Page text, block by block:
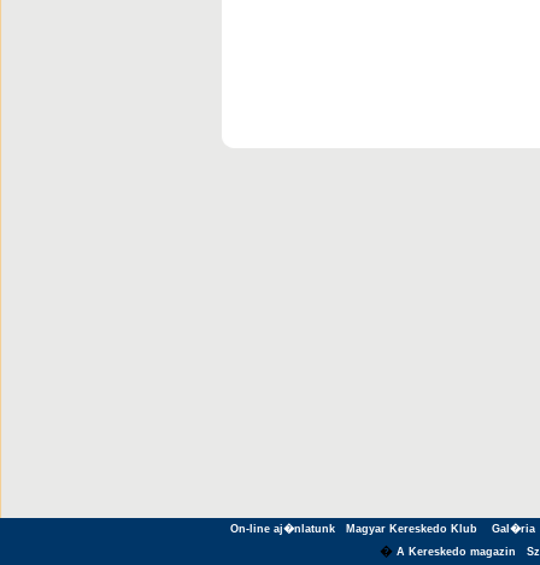
On-line aj�nlatunk Magyar Kereskedo Klub Gal�ria
� A Kereskedo magazin